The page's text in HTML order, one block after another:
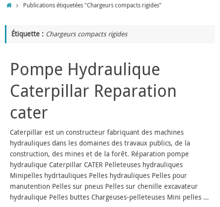
AccueilPublications étiquetées "Chargeurs compacts rigides"
Étiquette : Chargeurs compacts rigides
Pompe Hydraulique
Caterpillar Reparation
cater
Caterpillar est un constructeur fabriquant des machines
hydrauliques dans les domaines des travaux publics, de la
construction, des mines et de la forêt. Réparation pompe
hydraulique Caterpillar CATER Pelleteuses hydrauliques
Minipelles hydrtauliques Pelles hydrauliques Pelles pour
manutention Pelles sur pneus Pelles sur chenille excavateur
hydraulique Pelles buttes Chargeuses-pelleteuses Mini pelles …